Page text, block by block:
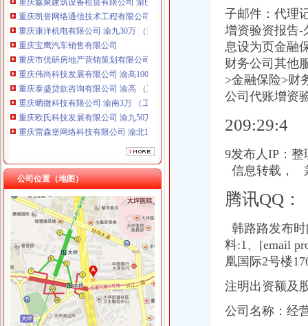
重庆凯誉网络通信技术工程有限公司 渝中300万 （工商变更）
重庆康洋机电有限公司 渝九30万 （进出口权）
重庆宝鹰汽车销售有限公司
重庆市优研房地产营销策划有限公司
重庆伟尚科技发展有限公司 渝高100万 （工商注册）
重庆泰盛贷款咨询有限公司 渝高 （工商注册）
重庆晒微科技有限公司 渝南3万 （工商注册）
重庆欧氏科技发展有限公司 渝九50万 （进出口权）
重庆雷森堡网络科技有限公司 渝北10万 （工商注册）
重庆斯苔登托生物科技有限公司 渝南10万 （工商注册）
重庆鑫聚建筑设备租赁有限公司 渝巴3万 （工商注册）
重庆凯誉网络通信技术工程有限公司 渝中300万 （工商变更）
重庆康洋机电有限公司 渝九30万 （进出口权）
公司位置（地图）
经开区公司增资
2017井冈山经开区发展建设回眸———十大亮点刷出幸福感_中国吉安网
[公告]15望经开：望城经开区建设开发公司跟踪评级报告-[中财网]
国务院发文支持符合条件的国家级经开区企业上市_东方财富网
立足创业创新实现转型升级三年间再造一个开发区-嘉兴经济开发区发
子邮件：代理
增资验资报告-
息设为页金融
财务公司其他
>金融保险>财
公司代账增资
209:29:4
9发布人IP：
信息转载，
腾讯QQ：
韩路路发布
料:1、[email
凰国际2号楼
注明出资额及
公司名称：经